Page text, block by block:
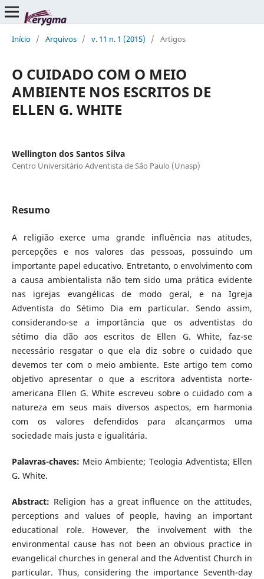
Início / Arquivos / v. 11 n. 1 (2015) / Artigos
O CUIDADO COM O MEIO
AMBIENTE NOS ESCRITOS DE
ELLEN G. WHITE
Wellington dos Santos Silva
Centro Universitário Adventista de São Paulo (Unasp)
Resumo
A religião exerce uma grande influência nas atitudes,
percepções e nos valores das pessoas, possuindo um
importante papel educativo. Entretanto, o envolvimento com
a causa ambientalista não tem sido uma prática evidente
nas igrejas evangélicas de modo geral, e na Igreja
Adventista do Sétimo Dia em particular. Sendo assim,
considerando-se a importância que os adventistas do
sétimo dia dão aos escritos de Ellen G. White, faz-se
necessário resgatar o que ela diz sobre o cuidado que
devemos ter com o meio ambiente. Este artigo tem como
objetivo apresentar o que a escritora adventista norte-
americana Ellen G. White escreveu sobre o cuidado com a
natureza em seus mais diversos aspectos, em harmonia
com os valores defendidos para alcançarmos uma
sociedade mais justa e igualitária.
Palavras-chaves: Meio Ambiente; Teologia Adventista; Ellen
G. White.
Abstract: Religion has a great influence on the attitudes,
perceptions and values of people, having an important
educational role. However, the involvement with the
environmental cause has not been an obvious practice in
evangelical churches in general and the Adventist Church in
particular. Thus, considering the importance Seventh-day